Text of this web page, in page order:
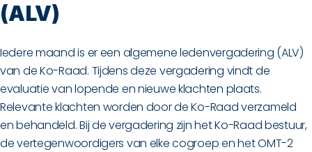
(ALV)
Iedere maand is er een algemene ledenvergadering (ALV)
van de Ko-Raad. Tijdens deze vergadering vindt de
evaluatie van lopende en nieuwe klachten plaats.
Relevante klachten worden door de Ko-Raad verzameld
en behandeld. Bij de vergadering zijn het Ko-Raad bestuur,
de vertegenwoordigers van elke cogroep en het OMT-2